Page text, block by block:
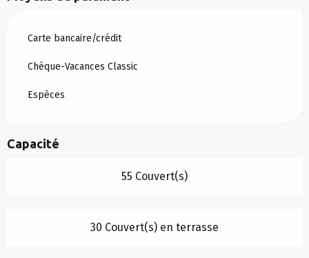
Carte bancaire/crédit
Chèque-Vacances Classic
Espèces
Capacité
55 Couvert(s)
30 Couvert(s) en terrasse